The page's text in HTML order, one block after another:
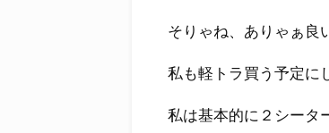
そりゃね、ありゃぁ良
私も軽トラ買う予定に
私は基本的に２シータ